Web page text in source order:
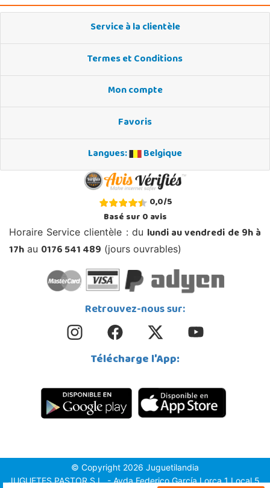
Service à la clientèle
Termes et Conditions
Mon compte
Favoris
Langues:
Belgique
0,0/5
Basé sur0avis
Horaire Service clientèle : du lundi au vendredi de 9h à
17h au 0176 541 489 (jours ouvrables)
Retrouvez-nous sur:
Télécharge l'App:
© Copyright 2026 Juguetilandia
JUGUETES PASTOR S.L. - Avda.Federico García Lorca 1 Local 5,